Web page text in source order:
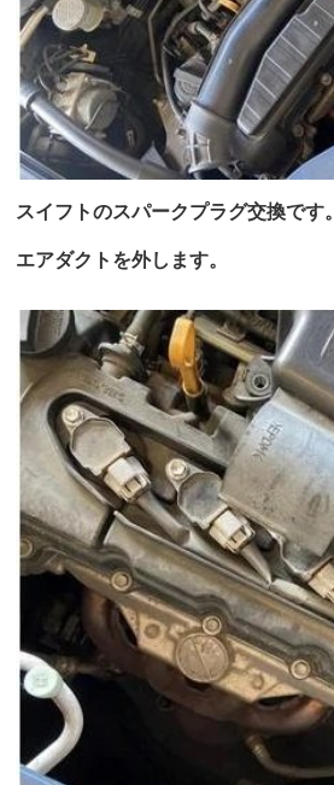
スイフトのスパークプラグ交換です。
エアダクトを外します。